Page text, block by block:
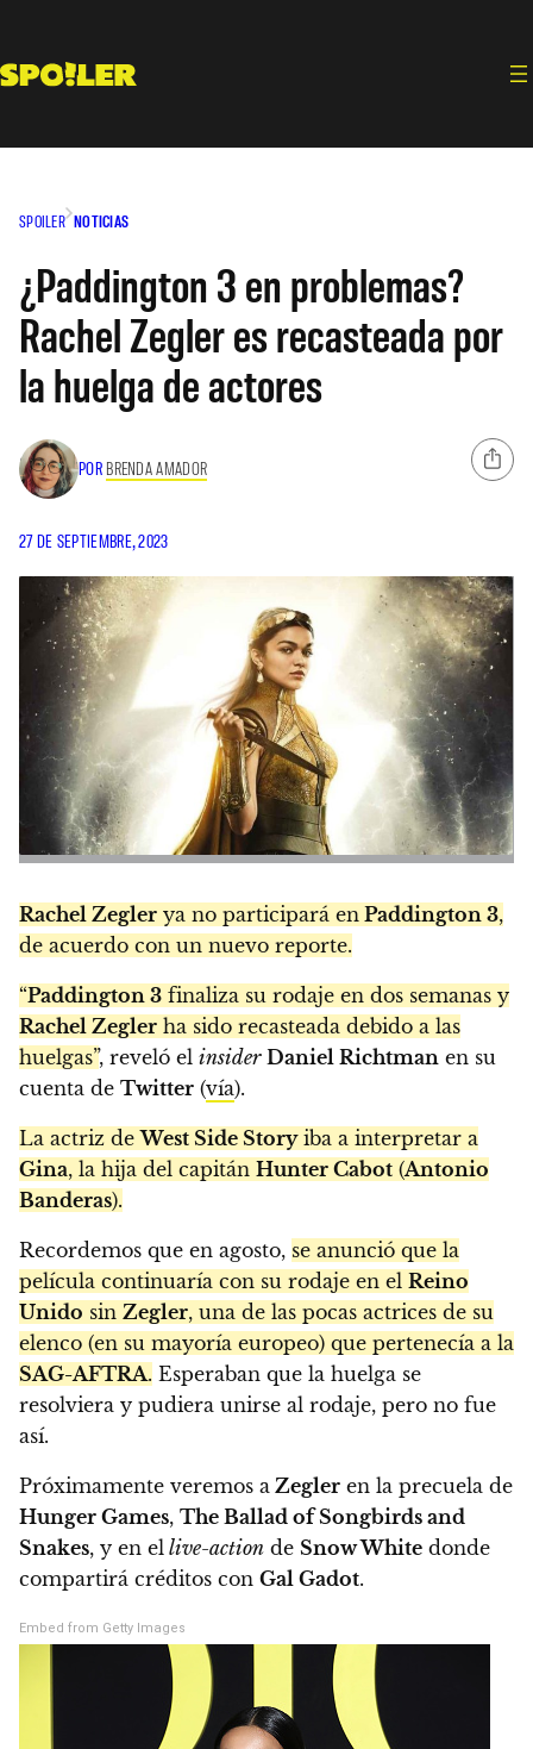
contenido
SPOILER NOTICIAS
¿Paddington 3 en problemas?
Rachel Zegler es recasteada por
la huelga de actores
POR BRENDA AMADOR
27 DE SEPTIEMBRE, 2023
Rachel Zegler ya no participará en Paddington 3,
de acuerdo con un nuevo reporte.
“Paddington 3 finaliza su rodaje en dos semanas y
Rachel Zegler ha sido recasteada debido a las
huelgas”, reveló el insider Daniel Richtman en su
cuenta de Twitter (vía).
La actriz deWest Side Storyiba a interpretar a
Gina, la hija del capitán Hunter Cabot (Antonio
Banderas).
Recordemos que en agosto, se anunció que la
película continuaría con su rodaje en el Reino
Unido sin Zegler, una de las pocas actrices de su
elenco (en su mayoría europeo) que pertenecía a la
SAG-AFTRA. Esperaban que la huelga se
resolviera y pudiera unirse al rodaje, pero no fue
así.
Próximamente veremos a Zegler en la precuela de
Hunger Games, The Ballad of Songbirds and
Snakes, y en el live-action de Snow White donde
compartirá créditos con Gal Gadot.
Embed from Getty Images